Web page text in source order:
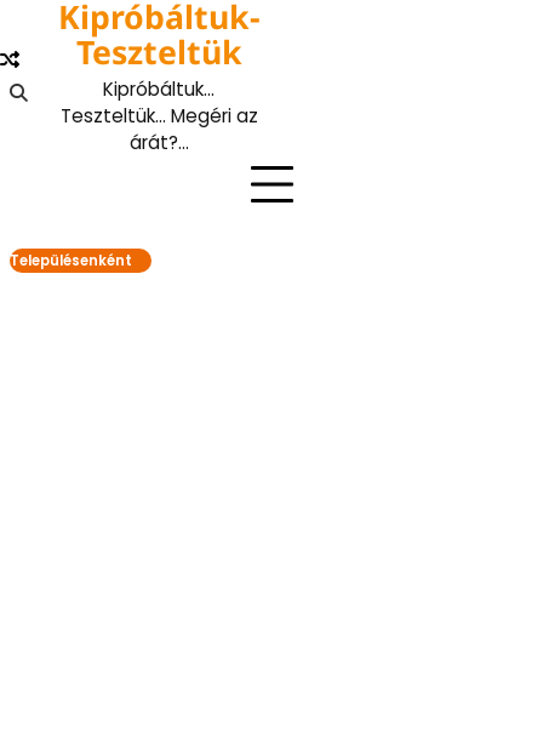
content
Kipróbáltuk-
Teszteltük
Kipróbáltuk…
Teszteltük… Megéri az
árát?…
Településenként